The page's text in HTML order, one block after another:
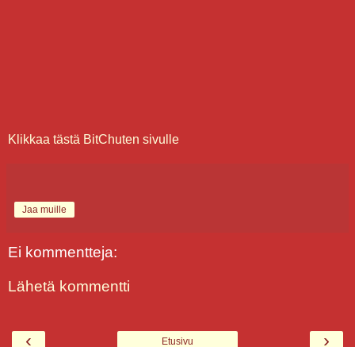
Klikkaa tästä BitChuten sivulle
Jaa muille
Ei kommentteja:
Lähetä kommentti
‹ ›
Etusivu